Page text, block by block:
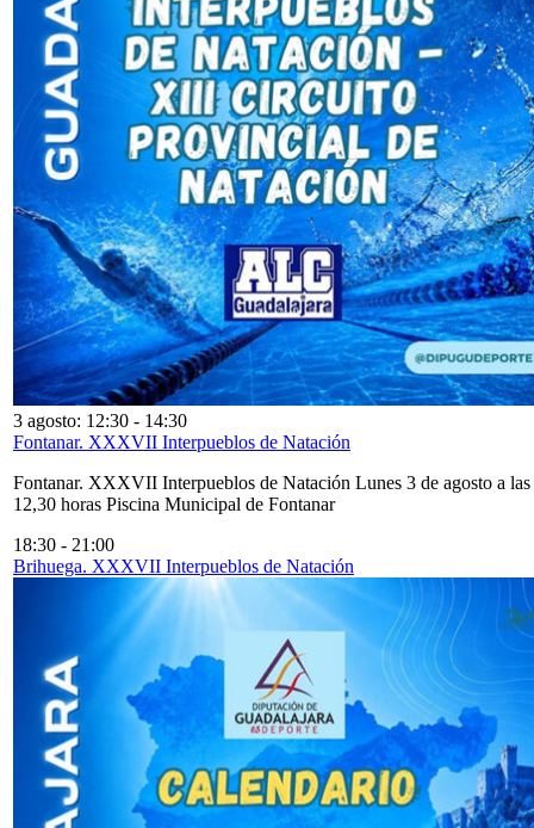
3 agosto: 12:30 - 14:30
Fontanar. XXXVII Interpueblos de Natación
Fontanar. XXXVII Interpueblos de Natación Lunes 3 de agosto a las
12,30 horas Piscina Municipal de Fontanar
18:30 - 21:00
Brihuega. XXXVII Interpueblos de Natación